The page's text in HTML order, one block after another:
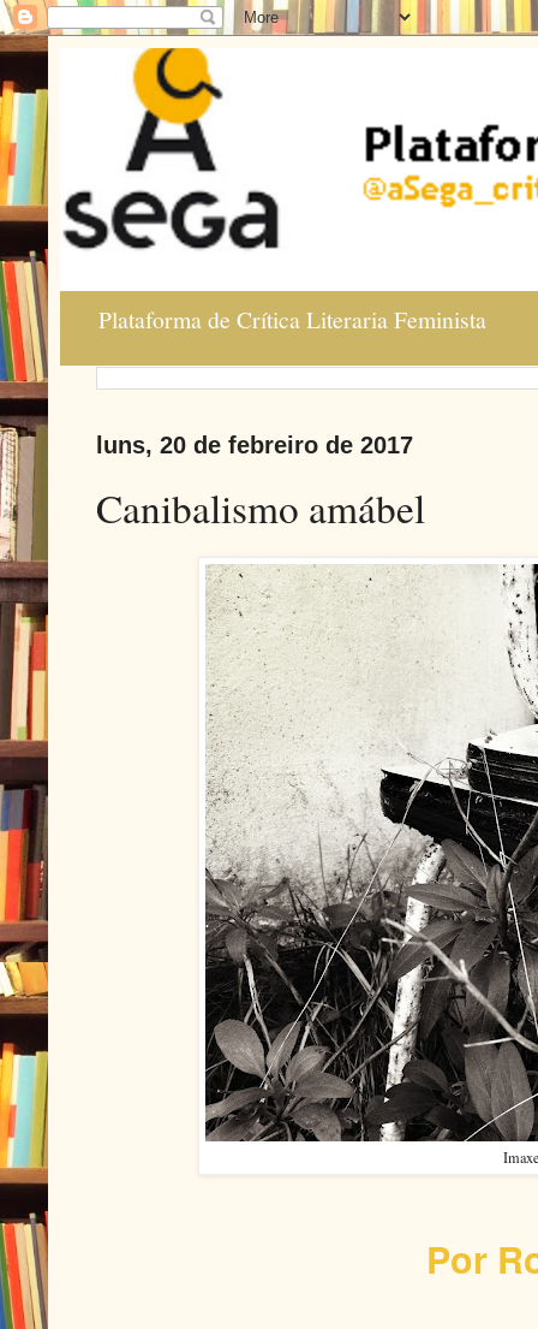
Plataforma de Crítica Literaria Feminista
luns, 20 de febreiro de 2017
Canibalismo amábel
Por